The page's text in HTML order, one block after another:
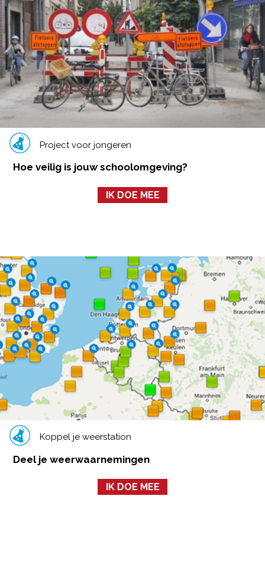
Project voor jongeren
Hoe veilig is jouw schoolomgeving?
IK DOE MEE
Koppel je weerstation
Deel je weerwaarnemingen
IK DOE MEE